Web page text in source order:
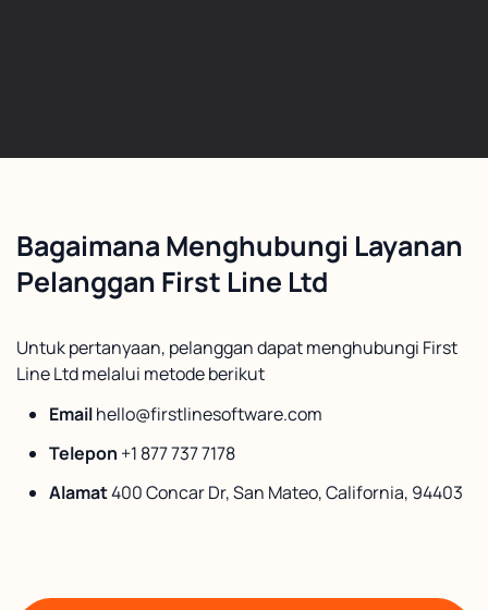
Bagaimana Menghubungi Layanan
Pelanggan First Line Ltd
Untuk pertanyaan, pelanggan dapat menghubungi First
Line Ltd melalui metode berikut
Emailhello@firstlinesoftware.com
Telepon +1 877 737 7178
Alamat400 Concar Dr, San Mateo, California, 94403